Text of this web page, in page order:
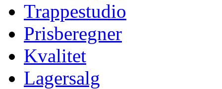
Trappestudio
Prisberegner
Kvalitet
Lagersalg